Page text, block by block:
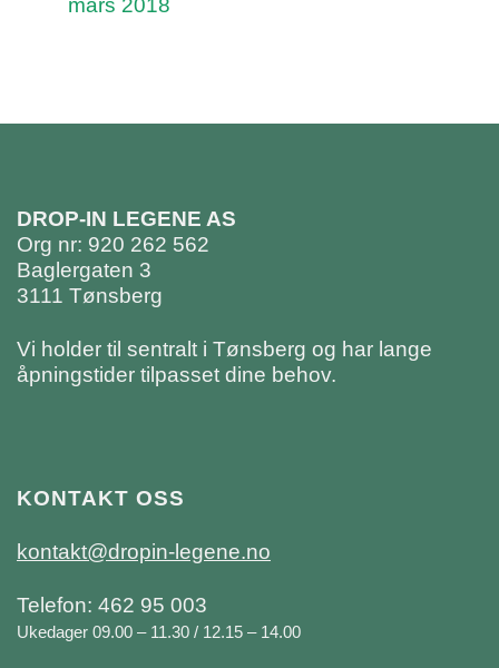
mars 2018
DROP-IN LEGENE AS
Org nr: 920 262 562
Baglergaten 3
3111 Tønsberg
Vi holder til sentralt i Tønsberg og har lange
åpningstider tilpasset dine behov.
KONTAKT OSS
kontakt@dropin-legene.no
Telefon: 462 95 003
Ukedager 09.00 – 11.30 / 12.15 – 14.00